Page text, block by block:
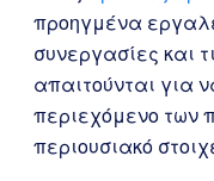
προηγμένα
συνεργασίες και
απαιτούνται για
περιεχόμενο των
περιουσιακό